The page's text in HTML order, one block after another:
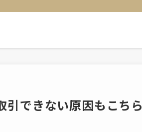
できない原因もこちら